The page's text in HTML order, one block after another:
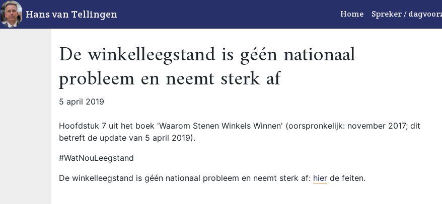
Hans van Tellingen Home Spreker /
De winkelleegstand is géén nationaal
probleem en neemt sterk af
5 april 2019
Hoofdstuk 7 uit het boek 'Waarom Stenen Winkels Winnen' (oorspronkelijk: november 2017; dit
betreft de update van 5 april 2019).
#WatNouLeegstand
De winkelleegstand is géén nationaal probleem en neemt sterk af: hier de feiten.